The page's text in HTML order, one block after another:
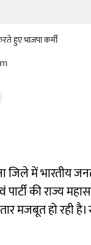
हुए भाजपा कर्मी
जिले में भारतीय
की राज्य
मजबूत हो रही